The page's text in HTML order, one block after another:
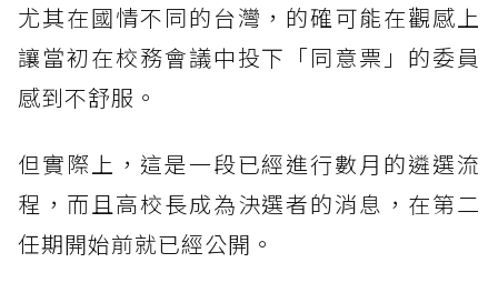
尤其在國情不同的台灣，的確可能在觀感上
讓當初在校務會議中投下「同意票」的委員
感到不舒服。
但實際上，這是一段已經進行數月的遴選流
程，而且高校長成為決選者的消息，在第二
任期開始前就已經公開。